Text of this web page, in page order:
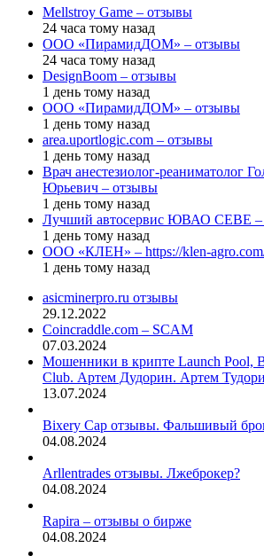
Mellstroy Game – отзывы
24 часа тому назад
ООО «ПирамидДОМ» – отзывы
24 часа тому назад
DesignBoom – отзывы
1 день тому назад
ООО «ПирамидДОМ» – отзывы
1 день тому назад
area.uportlogic.com – отзывы
1 день тому назад
Врач анестезиолог-реаниматолог
Юрьевич – отзывы
1 день тому назад
Лучший автосервис ЮВАО CEBE –
1 день тому назад
ООО «КЛЕН» – https://klen-
1 день тому назад
asicminerpro.ru отзывы
29.12.2022
Coincraddle.com – SCAM
07.03.2024
Мошенники в крипте Launch Pool,
Club. Артем Дудорин. Артем
13.07.2024
Bixery Cap отзывы. Фальшивый
04.08.2024
Arllentrades отзывы. Лжеброкер?
04.08.2024
Rapira – отзывы о бирже
04.08.2024